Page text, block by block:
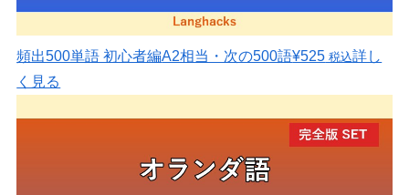
頻出500単語 初心者編A2相当・次の500語¥525 税込詳し
く見る